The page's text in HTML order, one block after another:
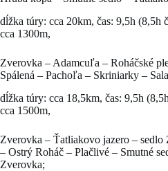
dĺžka túry: cca 20km, čas: 9,5h (8,5h
cca 1300m,
Zverovka – Adamcuľa – Roháčské
Spálená – Pachoľa – Skriniarky –
dĺžka túry: cca 18,5km, čas: 9,5h
cca 1500m,
Zverovka – Ťatliakovo jazero –
– Ostrý Roháč – Plačlivé – Smutné
Zverovka;